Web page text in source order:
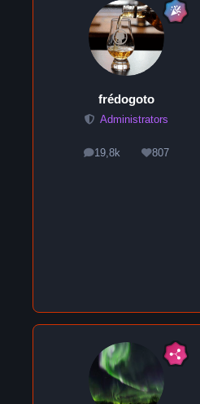
frédogoto
Administrators
19,8k
messages807
Réputation